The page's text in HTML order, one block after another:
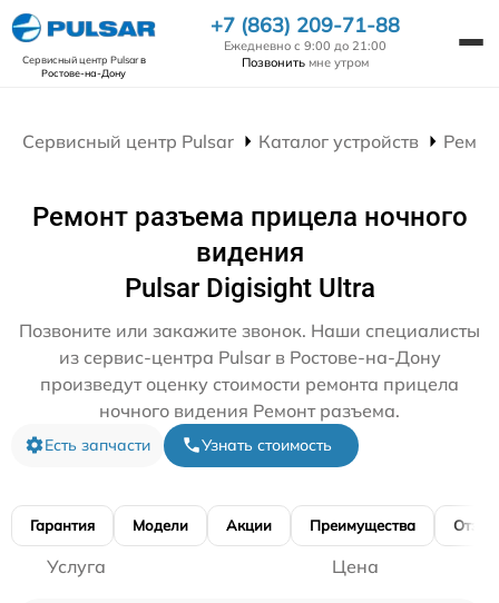
Сервисный центр Pulsarв
Ростове-на-Дону
+7 (863) 209-71-88
Ежедневно с 9:00 до 21:00
Позвонить мне утром
Сервисный центр Pulsar Каталог устройств
Ремонт разъема прицела ночного
видения
Pulsar Digisight Ultra
Позвоните или закажите звонок. Наши специалисты
из сервис-центра Pulsar в Ростове-на-Дону
произведут оценку стоимости ремонта прицела
ночного видения Ремонт разъема.
Есть запчасти Узнать стоимость
Гарантия Модели Акции Преимущества
Услуга Цена